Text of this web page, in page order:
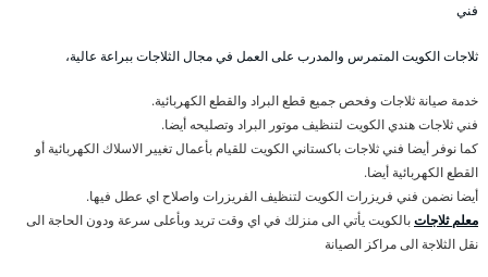
فني
ثلاجات الكويت المتمرس والمدرب على العمل في مجال الثلاجات ببراعة عالية،
خدمة صيانة ثلاجات وفحص جميع قطع البراد والقطع الكهربائية.
فني ثلاجات هندي الكويت لتنظيف موتور البراد وتصليحه أيضا.
كما نوفر أيضا فني ثلاجات باكستاني الكويت للقيام بأعمال تغيير الاسلاك الكهربائية أو
القطع الكهربائية أيضا.
أيضا نضمن فني فريزرات الكويت لتنظيف الفريزرات واصلاح اي عطل فيها.
معلم ثلاجاتبالكويت يأتي الى منزلك في اي وقت تريد وبأعلى سرعة ودون الحاجة الى
نقل الثلاجة الى مراكز الصيانة